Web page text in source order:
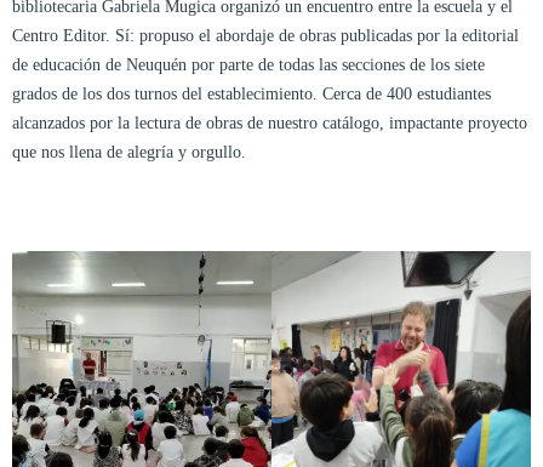
bibliotecaria Gabriela Mugica organizó un encuentro entre la escuela y el
Centro Editor. Sí: propuso el abordaje de obras publicadas por la editorial
de educación de Neuquén por parte de todas las secciones de los siete
grados de los dos turnos del establecimiento. Cerca de 400 estudiantes
alcanzados por la lectura de obras de nuestro catálogo, impactante proyecto
que nos llena de alegría y orgullo.